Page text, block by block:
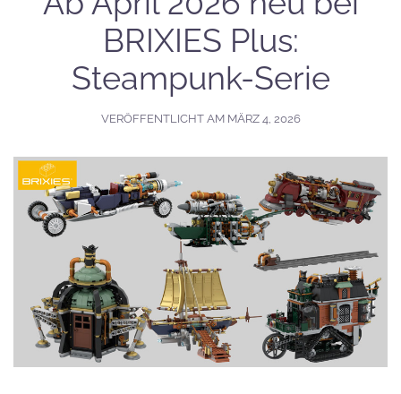
BRIXIES Plus:
Steampunk-Serie
VERÖFFENTLICHT AM MÄRZ 4, 2026